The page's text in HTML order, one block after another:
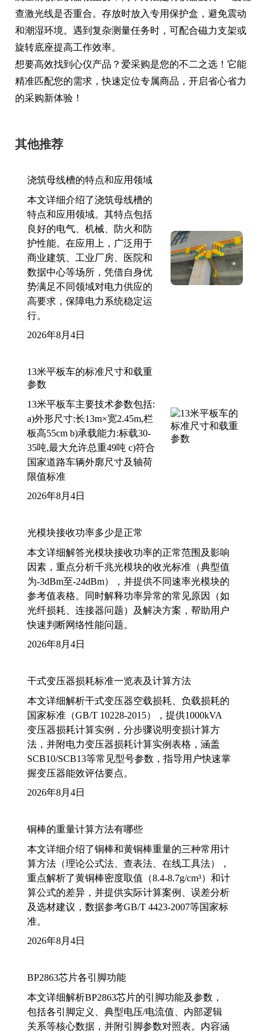
查激光线是否重合。存放时放入专用保护盒，避免震动
和潮湿环境。遇到复杂测量任务时，可配合磁力支架或
旋转底座提高工作效率。
想要高效找到心仪产品？爱采购是您的不二之选！它能
精准匹配您的需求，快速定位专属商品，开启省心省力
的采购新体验！
其他推荐
浇筑母线槽的特点和应用领域
本文详细介绍了浇筑母线槽的
特点和应用领域。其特点包括
良好的电气、机械、防火和防
护性能。在应用上，广泛用于
商业建筑、工业厂房、医院和
数据中心等场所，凭借自身优
势满足不同领域对电力供应的
高要求，保障电力系统稳定运
行。
2026年8月4日
13米平板车的标准尺寸和载重
参数
13米平板车主要技术参数包括:
a)外形尺寸:长13m×宽2.45m,栏
板高55cm b)承载能力:标载30-
35吨,最大允许总重49吨 c)符合
国家道路车辆外廓尺寸及轴荷
限值标准
2026年8月4日
光模块接收功率多少是正常
本文详细解答光模块接收功率的正常范围及影响
因素，重点分析千兆光模块的收光标准（典型值
为-3dBm至-24dBm），并提供不同速率光模块的
参考值表格。同时解释功率异常的常见原因（如
光纤损耗、连接器问题）及解决方案，帮助用户
快速判断网络性能问题。
2026年8月4日
干式变压器损耗标准一览表及计算方法
本文详细解析干式变压器空载损耗、负载损耗的
国家标准（GB/T 10228-2015），提供1000kVA
变压器损耗计算实例，分步骤说明变损计算方
法，并附电力变压器损耗计算实例表格，涵盖
SCB10/SCB13等常见型号参数，指导用户快速掌
握变压器能效评估要点。
2026年8月4日
铜棒的重量计算方法有哪些
本文详细介绍了铜棒和黄铜棒重量的三种常用计
算方法（理论公式法、查表法、在线工具法），
重点解析了黄铜棒密度取值（8.4-8.7g/cm³）和计
算公式的差异，并提供实际计算案例、误差分析
及选材建议，数据参考GB/T 4423-2007等国家标
准。
2026年8月4日
BP2863芯片各引脚功能
本文详细解析BP2863芯片的引脚功能及参数，
包括各引脚定义、典型电压/电流值、内部逻辑
关系等核心数据，并附引脚参数对照表。内容涵